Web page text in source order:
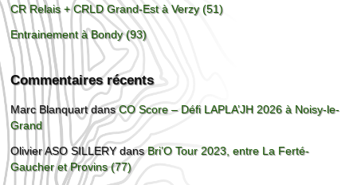
CR Relais + CRLD Grand-Est à Verzy (51)
Entrainement à Bondy (93)
Commentaires récents
Marc BlanquartdansCO Score – Défi LAPLA’JH 2026 à Noisy-le-
Grand
Olivier ASO SILLERYdansBri’O Tour 2023, entre La Ferté-
Gaucher et Provins (77)